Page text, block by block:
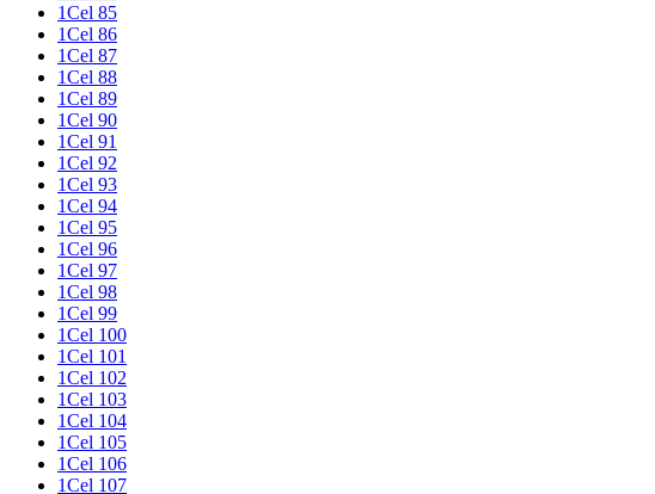
1Cel 85
1Cel 86
1Cel 87
1Cel 88
1Cel 89
1Cel 90
1Cel 91
1Cel 92
1Cel 93
1Cel 94
1Cel 95
1Cel 96
1Cel 97
1Cel 98
1Cel 99
1Cel 100
1Cel 101
1Cel 102
1Cel 103
1Cel 104
1Cel 105
1Cel 106
1Cel 107